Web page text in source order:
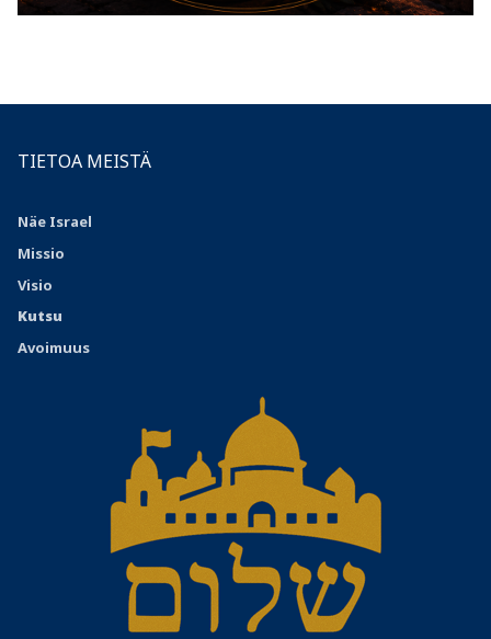
TIETOA MEISTÄ
Näe Israel
Missio
Visio
Kutsu
Avoimuus